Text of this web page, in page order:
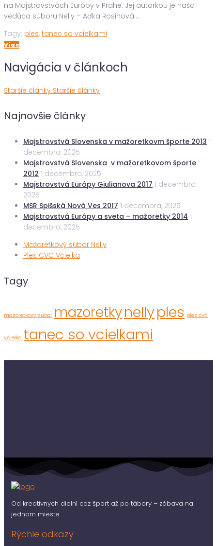
na Majstrovstvách Európy v Prahe. Jej autorkou je naša
vedúca súboru Nelly – Aďka Rosinová....
Tagy: ples, tanec so vcielkami
Viac
Navigácia v článkoch
Staršie články Staršie články
Najnovšie články
Majstrovstvá Slovenska v mažoretkovm športe 2013 1
decembra, 2025
Majstrovstvá Slovenska v mažoretkovom športe
2012 1 decembra, 2025
Majstrovstvá Európy Giulianova 2017 1 decembra,
2025
MSR Spišská Nová Ves 2017 1 decembra, 2025
Majstrovstvá Európy a sveta – mažoretky 2014 1
decembra, 2025
Mažoretkový súbor Nelly
Ples CVČ Včielka
Tagy
mazoretkovy subor mazoretkynellyples ples cvč
včielka tanec so vcielkami
Od kreatívnych dielní cez šport až po tábory – zábava na
jednom mieste.
Rýchle odkazy